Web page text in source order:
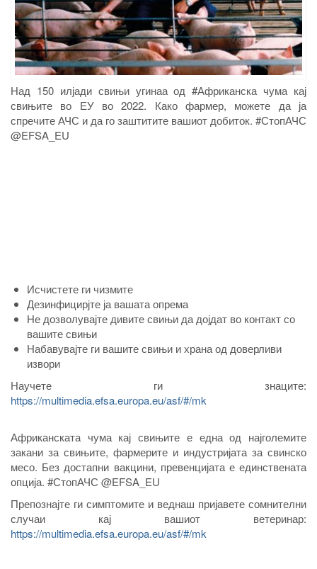
Над 150 илјади свињи угинаа од #Африканска чума кај
свињите во ЕУ во 2022. Како фармер, можете да ја
спречите АЧС и да го заштитите вашиот добиток. #СтопАЧС
@EFSA_EU
Исчистете ги чизмите
Дезинфицирјте ја вашата опрема
Не дозволувајте дивите свињи да дојдат во контакт со
вашите свињи
Набавувајте ги вашите свињи и храна од доверливи
извори
Научете ги знаците:
https://multimedia.efsa.europa.eu/asf/#/mk
Африканската чума кај свињите е една од најголемите
закани за свињите, фармерите и индустријата за свинско
месо. Без достапни вакцини, превенцијата е единствената
опција. #СтопАЧС @EFSA_EU
Препознајте ги симптомите и веднаш пријавете сомнителни
случаи кај вашиот ветеринар:
https://multimedia.efsa.europa.eu/asf/#/mk